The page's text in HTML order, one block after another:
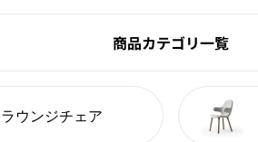
商品カテゴリ一覧
ラウンジチェア